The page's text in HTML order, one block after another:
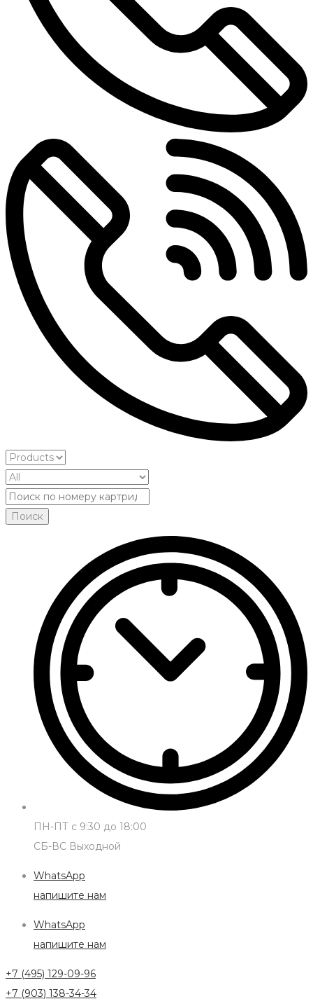
ПН-ПТ с 9:30 до 18:00
СБ-ВС Выходной
WhatsApp
напишите нам
WhatsApp
напишите нам
+7 (495) 129-09-96
+7 (903) 138-34-34